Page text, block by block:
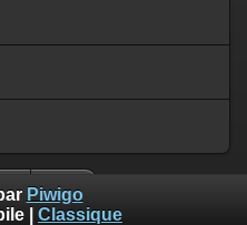
Piwigo
Classique